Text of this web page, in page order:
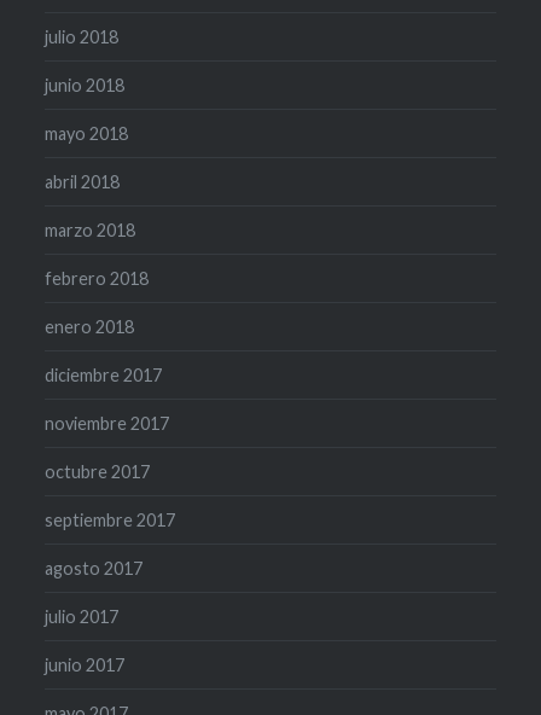
julio 2018
junio 2018
mayo 2018
abril 2018
marzo 2018
febrero 2018
enero 2018
diciembre 2017
noviembre 2017
octubre 2017
septiembre 2017
agosto 2017
julio 2017
junio 2017